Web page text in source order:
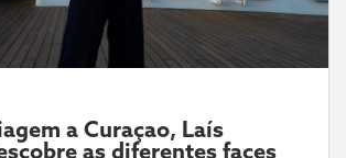
a Curaçao, Laís
as diferentes faces